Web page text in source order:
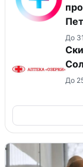
До
До